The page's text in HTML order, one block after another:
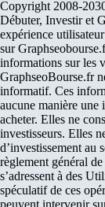
Copyright 2008-
Débuter, Investir et
expérience
sur
informations sur les
GraphseoBourse.fr
informatif. Ces
aucune manière
acheter. Elles ne
investisseurs. Elles
d’investissement au
règlement général
s’adressent à des
spéculatif de ces
peuvent intervenir